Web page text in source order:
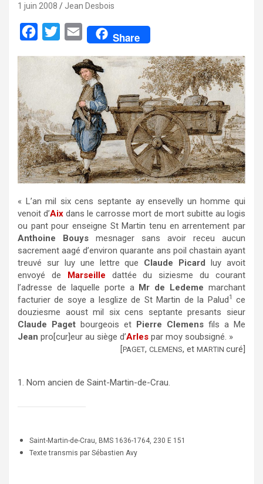
1 juin 2008 Jean Desbois
o
o
k
r
E
a
i
l
Share
« L’an mil six cens septante ay ensevelly un homme qui
venoit d’Aix dans le carrosse mort de mort subitte au logis
ou pant pour enseigne St Martin tenu en arrentement par
Anthoine Bouys mesnager sans avoir receu aucun
sacrement aagé d’environ quarante ans poil chastain ayant
treuvé sur luy une lettre que Claude Picard luy avoit
envoyé de Marseille dattée du siziesme du courant
l’adresse de laquelle porte a Mr de Ledeme marchant
facturier de soye a lesglize de St Martin de la Palud1
ce
douziesme aoust mil six cens septante presants sieur
Claude Paget bourgeois et Pierre Clemens fils a Me
Jean pro[cur]eur au siège d’Arles par moy soubsigné. »
[PAGET, CLEMENS, et MARTIN curé]
1. Nom ancien de Saint-Martin-de-Crau.
Saint-Martin-de-Crau, BMS 1636-1764, 230 E 151
Texte transmis par Sébastien Avy